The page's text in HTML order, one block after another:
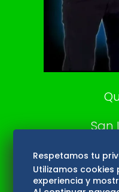
San
Respetamos tu
Utilizamos
experiencia y